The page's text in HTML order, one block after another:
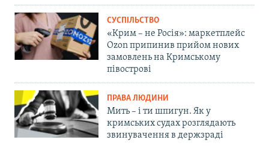
СУСПІЛЬСТВО
«Крим – не Росія»: маркетплейс
Ozon припинив прийом нових
замовлень на Кримському
півострові
ПРАВА ЛЮДИНИ
Мить – і ти шпигун. Як у
кримських судах розглядають
звинувачення в держзраді